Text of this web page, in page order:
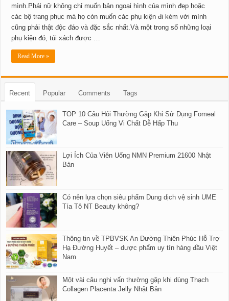
mình.Phái nữ không chỉ muốn bản ngoại hình của mình đẹp hoặc
các bộ trang phục mà họ còn muốn các phụ kiện đi kèm với mình
cũng phải thật độc đáo và đặc sắc nhất.Và một trong số những loại
phụ kiện đó, túi xách được …
Read More »
Recent Popular Comments Tags
TOP 10 Câu Hỏi Thường Gặp Khi Sử Dụng Fomeal
Care – Soup Uống Vi Chất Dễ Hấp Thu
Lợi Ích Của Viên Uống NMN Premium 21600 Nhật
Bản
Có nên lựa chọn siêu phẩm Dung dịch vệ sinh UME
Tía Tô NT Beauty không?
Thông tin về TPBVSK An Đường Thiên Phúc Hỗ Trợ
Hạ Đường Huyết – dược phẩm uy tín hàng đầu Việt
Nam
Một vài câu nghi vấn thường gặp khi dùng Thạch
Collagen Placenta Jelly Nhật Bản